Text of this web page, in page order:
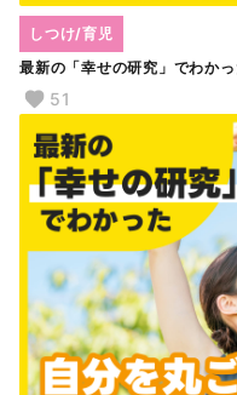
最新の「幸せの研究」でわか
しつけ/育児
51